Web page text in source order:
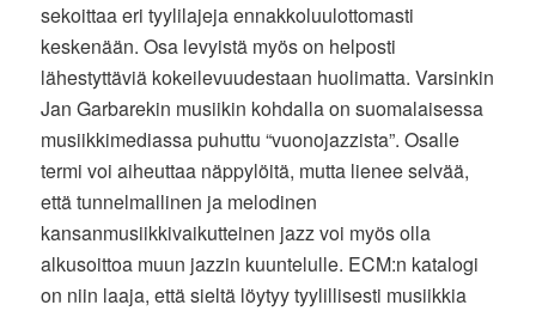
sekoittaa eri tyylilajeja ennakkoluulottomasti
keskenään. Osa levyistä myös on helposti
lähestyttäviä kokeilevuudestaan huolimatta. Varsinkin
Jan Garbarekin musiikin kohdalla on suomalaisessa
musiikkimediassa puhuttu “vuonojazzista”. Osalle
termi voi aiheuttaa näppylöitä, mutta lienee selvää,
että tunnelmallinen ja melodinen
kansanmusiikkivaikutteinen jazz voi myös olla
alkusoittoa muun jazzin kuuntelulle. ECM:n katalogi
on niin laaja, että sieltä löytyy tyylillisesti musiikkia